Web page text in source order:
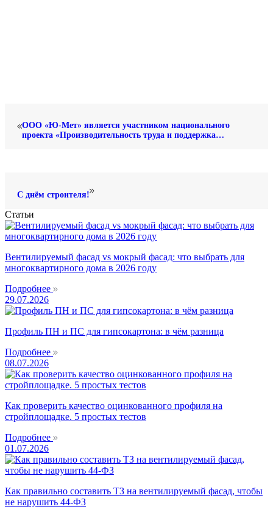
ООО «Ю-Мет» является участником национального
проекта «Производительность труда и поддержка
С днём строителя!
Статьи
Вентилируемый фасад vs мокрый фасад: что выбрать для
многоквартирного дома в 2026 году
Подробнее
29.07.2026
Профиль ПН и ПС для гипсокартона: в чём разница
Подробнее
08.07.2026
Как проверить качество оцинкованного профиля на
стройплощадке. 5 простых тестов
Подробнее
01.07.2026
Как правильно составить ТЗ на вентилируемый фасад, чтобы
не нарушить 44-ФЗ